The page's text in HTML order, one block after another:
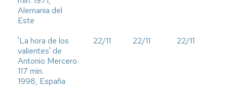
Alemania del
Este
'La hora de los
valientes' de
Antonio Mercero.
117 min.
1998, España
22/11 22/11 22/11